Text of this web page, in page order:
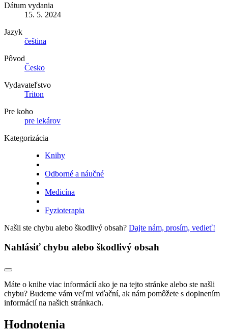
Dátum vydania
15. 5. 2024
Jazyk
čeština
Pôvod
Česko
Vydavateľstvo
Triton
Pre koho
pre lekárov
Kategorizácia
Knihy
Odborné a náučné
Medicína
Fyzioterapia
Našli ste chybu alebo škodlivý obsah? Dajte nám, prosím, vedieť!
Nahlásiť chybu alebo škodlivý obsah
Máte o knihe viac informácií ako je na tejto stránke alebo ste našli
chybu? Budeme vám veľmi vďační, ak nám pomôžete s doplnením
informácií na našich stránkach.
Hodnotenia